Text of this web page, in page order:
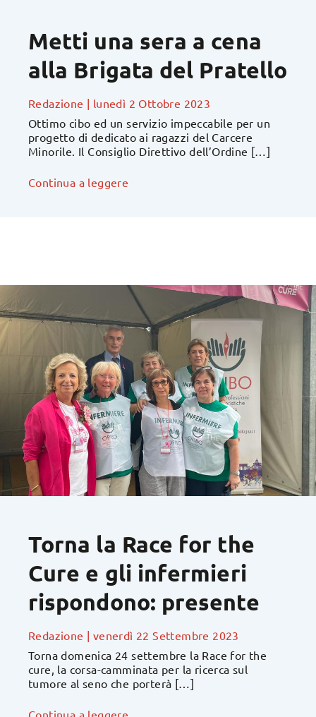
Metti una sera a cena
alla Brigata del Pratello
Redazione | lunedì 2 Ottobre 2023
Ottimo cibo ed un servizio impeccabile per un
progetto di dedicato ai ragazzi del Carcere
Minorile. Il Consiglio Direttivo dell’Ordine […]
Continua a leggere
Torna la Race for the
Cure e gli infermieri
rispondono: presente
Redazione | venerdì 22 Settembre 2023
Torna domenica 24 settembre la Race for the
cure, la corsa-camminata per la ricerca sul
tumore al seno che porterà […]
Continua a leggere